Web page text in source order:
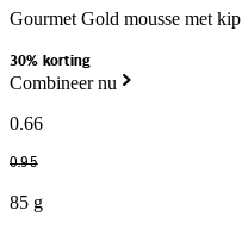
Gourmet Gold mousse met kip
30% korting
Combineer nu
0.66
0.95
85 g